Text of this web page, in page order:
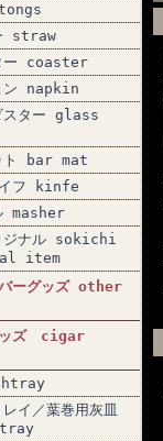
straw
ー coaster
ン napkin
スター glass
ト bar mat
フ kinfe
masher
ジナル sokichi
item
バーグッズ other
ッズ cigar
イ／葉巻用灰皿